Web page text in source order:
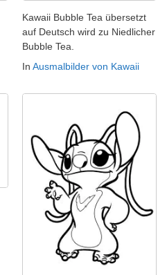
Kawaii Bubble Tea übersetzt
auf Deutsch wird zu Niedlicher
Bubble Tea.
In Ausmalbilder von Kawaii